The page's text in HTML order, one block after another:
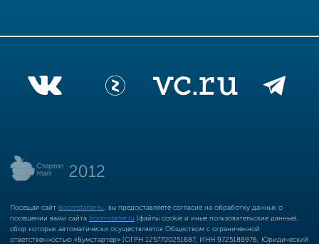
Посещая сайт boomstarter.ru , вы предоставляете согласие на обработку данных о
посещении вами сайта boomstarter.ru (файлы cookie и иные пользовательские данные),
сбор которых автоматически осуществляется Обществом с ограниченной
ответственностью «Бумстартер» (ОГРН 1257700251687, ИНН 9725186976, Юридический